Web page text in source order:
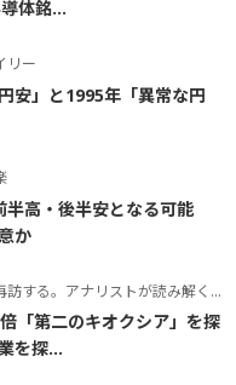
体銘...
リー
安」と1995年「異常な円
半高・後半安となる可能
か
。アナリストが読み解くテーマの本質
倍「第二のキオクシア」を探
を探...